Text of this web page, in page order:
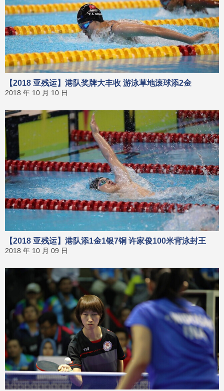
【2018 亚残运】港队奖牌大丰收 游泳草地滚球添2金
2018 年 10 月 10 日
【2018 亚残运】港队添1金1银7铜 许家俊100米背泳封王
2018 年 10 月 09 日